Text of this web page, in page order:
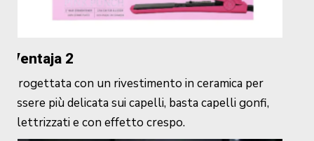
Ventaja 2
Progettata con un rivestimento in ceramica per
essere più delicata sui capelli, basta capelli gonfi,
elettrizzati e con effetto crespo.